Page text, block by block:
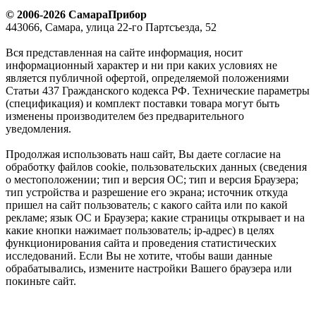
© 2006-2026 СамараПрибор
443066, Самара, улица 22-го Партсъезда, 52
Вся представленная на сайте информация, носит
информационный характер и ни при каких условиях не
является публичной офертой, определяемой положениями
Статьи 437 Гражданского кодекса РФ. Технические параметры
(спецификация) и комплект поставки товара могут быть
изменены производителем без предварительного
уведомления.
Продолжая использовать наш сайт, Вы даете согласие на
обработку файлов cookie, пользовательских данных (сведения
о местоположении; тип и версия ОС; тип и версия Браузера;
тип устройства и разрешение его экрана; источник откуда
пришел на сайт пользователь; с какого сайта или по какой
рекламе; язык ОС и Браузера; какие страницы открывает и на
какие кнопки нажимает пользователь; ip-адрес) в целях
функционирования сайта и проведения статистических
исследований. Если Вы не хотите, чтобы ваши данные
обрабатывались, измените настройки Вашего браузера или
покиньте сайт.